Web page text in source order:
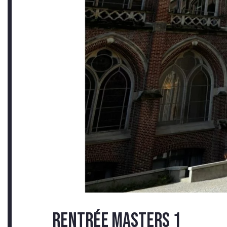
RENTRÉE MASTERS 1